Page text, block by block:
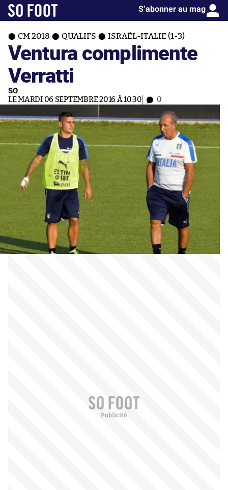
S’abonner au mag
CM 2018 QUALIFS ISRAËL-ITALIE (1-3)
Ventura complimente
Verratti
SO
LE MARDI 06 SEPTEMBRE 2016 À 10:30 0